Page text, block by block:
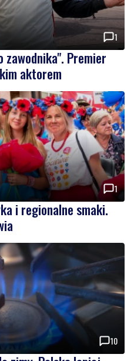
1
zawodnika". Premier
aktorem
1
i regionalne smaki.
10